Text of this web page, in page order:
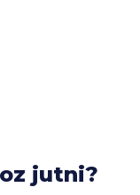
jutni?